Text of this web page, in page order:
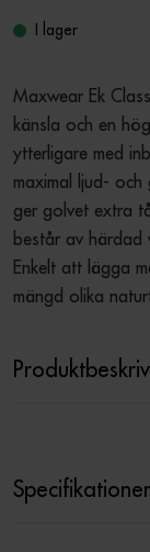
I lager
Maxwear Ek
känsla och en
ytterligare med
maximal ljud-
ger golvet extra
består av härdad
Enkelt att lägga
mängd olika
Specifikationer